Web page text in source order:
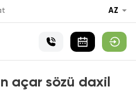
AZ
açar sözü daxil